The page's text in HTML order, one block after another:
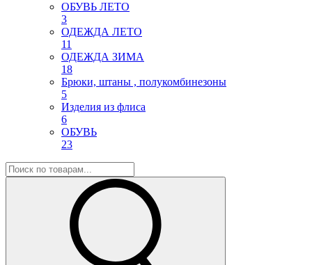
ОБУВЬ ЛЕТО
3
ОДЕЖДА ЛЕТО
11
ОДЕЖДА ЗИМА
18
Брюки, штаны , полукомбинезоны
5
Изделия из флиса
6
ОБУВЬ
23